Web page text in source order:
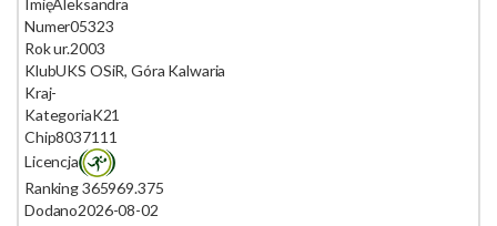
ImięAleksandra
Numer05323
Rok ur.2003
KlubUKS OSiR, Góra Kalwaria
Kraj-
KategoriaK21
Chip8037111
Licencja
Ranking 365969.375
Dodano2026-08-02